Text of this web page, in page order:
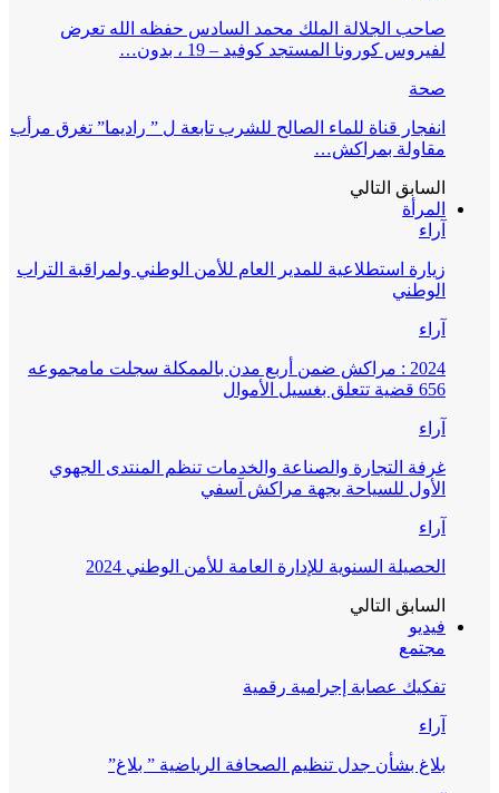
صاحب الجلالة الملك محمد السادس حفظه الله تعرض
لفيروس كورونا المستجد كوفيد – 19 ، بدون…
صحة
انفجار قناة للماء الصالح للشرب تابعة ل ” راديما” تغرق مرأب
مقاولة بمراكش…
السابق التالي
المرأة
آراء
زيارة استطلاعية للمدير العام للأمن الوطني ولمراقبة التراب
الوطني
آراء
2024 : مراكش ضمن أربع مدن بالممكلة سجلت مامجموعه
656 قضية تتعلق بغسيل الأموال
آراء
غرفة التجارة والصناعة والخدمات تنظم المنتدى الجهوي
الأول للسياحة بجهة مراكش آسفي
آراء
الحصيلة السنوية للإدارة العامة للأمن الوطني 2024
السابق التالي
فيديو
مجتمع
تفكيك عصابة إجرامية رقمية
آراء
بلاغ بشأن جدل تنظيم الصحافة الرياضية ” بلاغ”